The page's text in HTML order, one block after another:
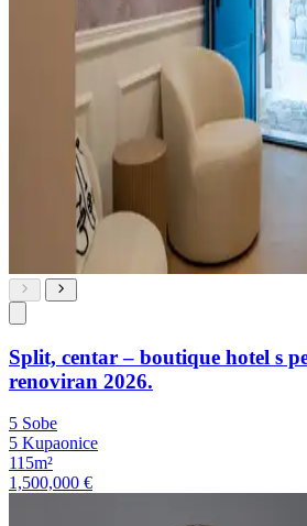
Split, centar – boutique hotel s
renoviran 2026.
5 Sobe
5 Kupaonice
115m²
1,500,000 €